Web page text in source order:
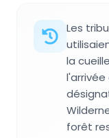
Les
la
forêt